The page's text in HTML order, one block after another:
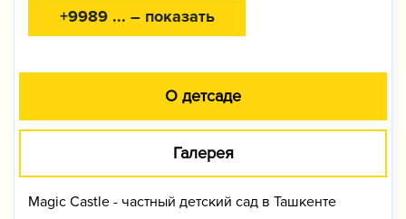
+9989 ... – показать
О детсаде
Галерея
Magic Castle - частный детский сад в Ташкенте